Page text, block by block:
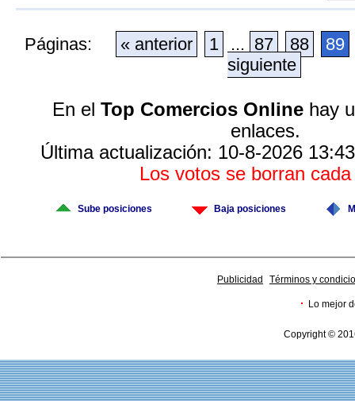
Páginas: « anterior 1 ... 87 88
89
siguiente
En el Top Comercios Onlinehay
enlaces.
Última actualización: 10-8-2026
Los votos se borran
Sube posiciones Baja posiciones
Publicidad Términos y
· Lo mejor
Copyright ©